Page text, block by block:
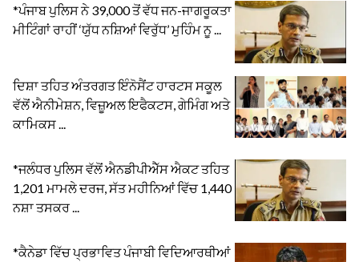
*ਪੰਜਾਬ ਪੁਲਿਸ ਨੇ 39,000 ਤੋਂ ਵੱਧ ਜਨ-ਜਾਗਰੂਕਤਾ
ਮੀਟਿੰਗਾਂ ਰਾਹੀਂ ‘ਯੁੱਧ ਨਸ਼ਿਆਂ ਵਿਰੁੱਧ’ ਮੁਹਿੰਮ ਨੂ ...
ਦਿਸ਼ਾ ਤਹਿਤ ਅੰਤਰਗਤ ਇੰਨੋਸੈਂਟ ਹਾਰਟਸ ਸਕੂਲ
ਵੱਲੋਂ ਐਨੀਮੇਸ਼ਨ, ਵਿਜ਼ੂਅਲ ਇਫੈਕਟਸ, ਗੇਮਿੰਗ ਅਤੇ
ਕਾਮਿਕਸ ...
*ਜਲੰਧਰ ਪੁਲਿਸ ਵੱਲੋਂ ਐਨਡੀਪੀਐੱਸ ਐਕਟ ਤਹਿਤ
1,201 ਮਾਮਲੇ ਦਰਜ, ਸੱਤ ਮਹੀਨਿਆਂ ਵਿੱਚ 1,440
ਨਸ਼ਾ ਤਸਕਰ ...
*ਕੈਨੇਡਾ ਵਿੱਚ ਪ੍ਰਭਾਵਿਤ ਪੰਜਾਬੀ ਵਿਦਿਆਰਥੀਆਂ